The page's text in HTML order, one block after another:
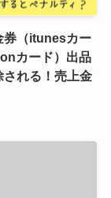
券（itunesカー
カード）出品
される！売上金